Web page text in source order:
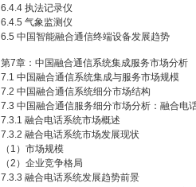
6.4.4 执法记录仪
6.4.5 气象监测仪
6.5 中国智能融合通信终端设备发展趋势
第7章：中国融合通信系统集成服务市场分析
7.1 中国融合通信系统集成与服务市场规模
7.2 中国融合通信系统细分市场结构
7.3 中国融合通信服务细分市场分析：融合电
7.3.1 融合电话系统市场概述
7.3.2 融合电话系统市场发展现状
（1）市场规模
（2）企业竞争格局
7.3.3 融合电话系统发展趋势前景